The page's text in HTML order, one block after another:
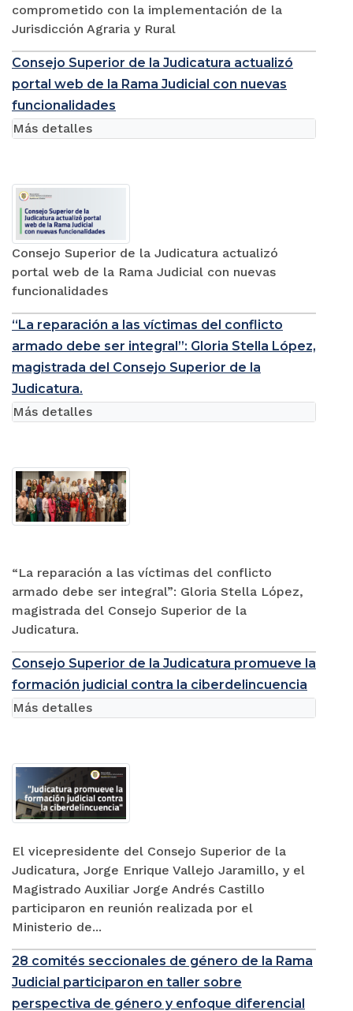
comprometido con la implementación de la
Jurisdicción Agraria y Rural
Consejo Superior de la Judicatura actualizó
portal web de la Rama Judicial con nuevas
funcionalidades
Consejo Superior de la Judicatura actualizó
portal web de la Rama Judicial con nuevas
funcionalidades
Más detalles
“La reparación a las víctimas del conflicto
armado debe ser integral”: Gloria Stella López,
magistrada del Consejo Superior de la
Judicatura.
“La reparación a las víctimas del conflicto
armado debe ser integral”: Gloria Stella López,
magistrada del Consejo Superior de la
Judicatura.
Más detalles
Consejo Superior de la Judicatura promueve la
formación judicial contra la ciberdelincuencia
El vicepresidente del Consejo Superior de la
Judicatura, Jorge Enrique Vallejo Jaramillo, y el
Magistrado Auxiliar Jorge Andrés Castillo
participaron en reunión realizada por el
Ministerio de...
Más detalles
28 comités seccionales de género de la Rama
Judicial participaron en taller sobre
perspectiva de género y enfoque diferencial